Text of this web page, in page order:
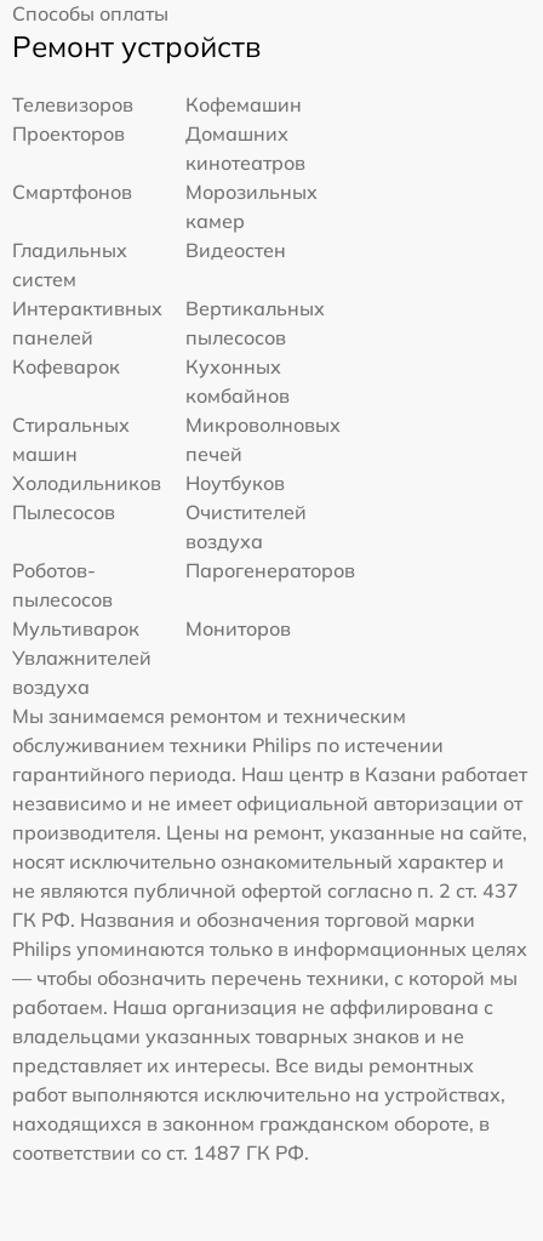
Способы оплаты
Ремонт устройств
Телевизоров
Кофемашин
Проекторов
Домашних
кинотеатров
Смартфонов
Морозильных
камер
Гладильных
систем
Видеостен
Интерактивных
панелей
Вертикальных
пылесосов
Кофеварок
Кухонных
комбайнов
Стиральных
машин
Микроволновых
печей
Холодильников
Ноутбуков
Пылесосов
Очистителей
воздуха
Роботов-
пылесосов
Парогенераторов
Мультиварок
Мониторов
Увлажнителей
воздуха
Мы занимаемся ремонтом и техническим
обслуживанием техники Philips по истечении
гарантийного периода. Наш центр в Казани работает
независимо и не имеет официальной авторизации от
производителя. Цены на ремонт, указанные на сайте,
носят исключительно ознакомительный характер и
не являются публичной офертой согласно п. 2 ст. 437
ГК РФ. Названия и обозначения торговой марки
Philips упоминаются только в информационных целях
— чтобы обозначить перечень техники, с которой мы
работаем. Наша организация не аффилирована с
владельцами указанных товарных знаков и не
представляет их интересы. Все виды ремонтных
работ выполняются исключительно на устройствах,
находящихся в законном гражданском обороте, в
соответствии со ст. 1487 ГК РФ.